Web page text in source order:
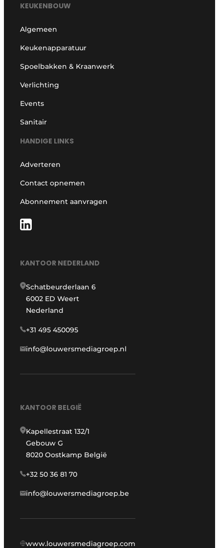
KEUKENBOUW
Algemeen
Keukenapparatuur
Spoelbakken & Kraanwerk
Verlichting
Events
Sanitair
HANDIGE LINKS
Adverteren
Contact opnemen
Abonnement aanvragen
KANTOOR NEDERLAND
Schatbeurderlaan 6
6002 ED Weert
Nederland
+31 495 450095
info@louwersmediagroep.nl
KANTOOR BELGIË
Kapellestraat 132/1
Gebouw G
8020 Oostkamp België
+32 50 36 81 70
info@louwersmediagroep.be
www.louwersmediagroep.com